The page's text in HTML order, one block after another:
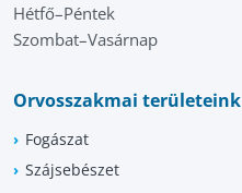
Hétfő–Péntek
Szombat–Vasárnap
Orvosszakmai területeink
Fogászat
Szájsebészet